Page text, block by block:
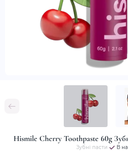
Hismile Cherry Toothpaste 60g
Зубні пасти
В